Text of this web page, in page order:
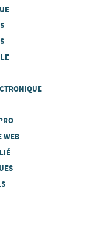
WEB